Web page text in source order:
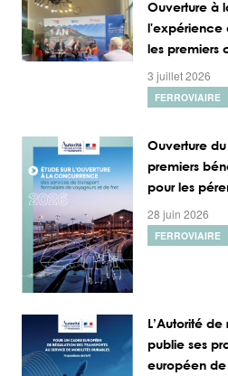
Ouverture à
l'expérience
les premiers
3 juillet 2026
FERROVIAIRE
Ouverture
premiers
pour les
28 juin 2026
FERROVIAIRE
L’Autorité
publie ses
européen de